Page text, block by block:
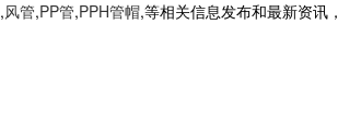
,风管,PP管,PPH管帽,等相关信息发布和最新资讯，